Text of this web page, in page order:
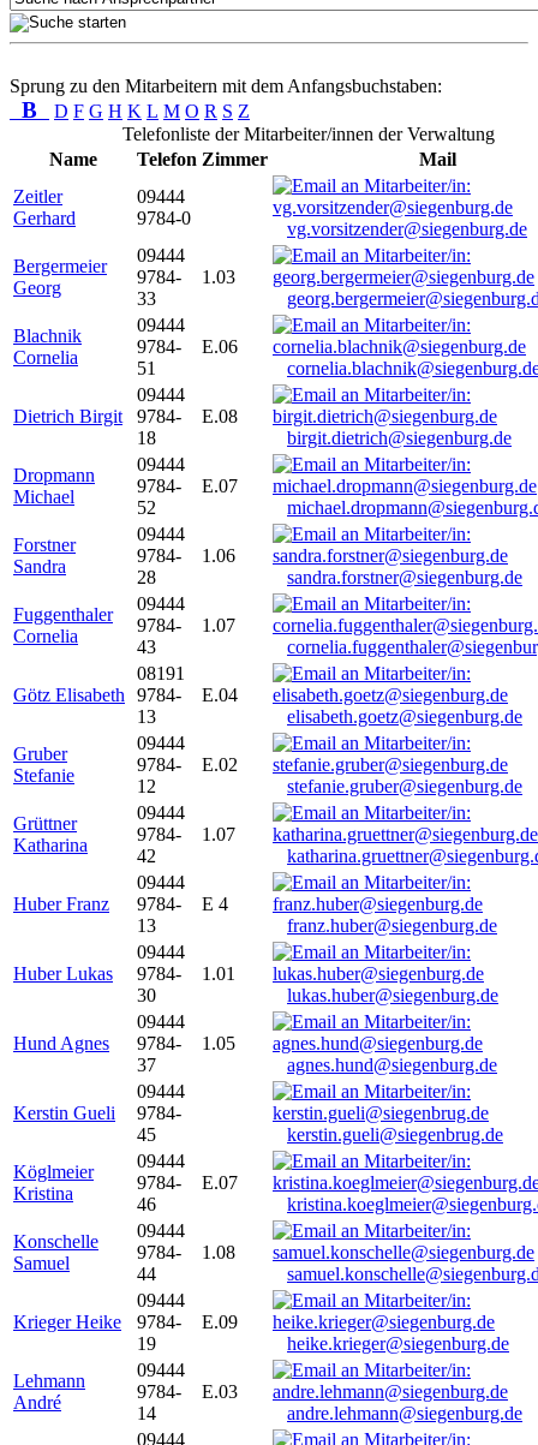
Sprung zu den Mitarbeitern mit dem Anfangsbuchstaben:
B D F G H K L M O R S Z
Telefonliste der Mitarbeiter/innen der Verwaltung
Name
Telefon Zimmer
Mail
Zeitler
Gerhard
09444
9784-0
vg.vorsitzender@siegenburg.de
Bergermeier
Georg
09444
9784-
33
1.03
Blachnik
Cornelia
09444
9784-
51
E.06
Dietrich Birgit
09444
9784-
18
E.08
birgit.dietrich@siegenburg.de
Dropmann
Michael
09444
9784-
52
E.07
Forstner
Sandra
09444
9784-
28
1.06
sandra.forstner@siegenburg.de
Fuggenthaler
Cornelia
09444
9784-
43
1.07
Götz Elisabeth
08191
9784-
13
E.04
elisabeth.goetz@siegenburg.de
Gruber
Stefanie
09444
9784-
12
E.02
stefanie.gruber@siegenburg.de
Grüttner
Katharina
09444
9784-
42
1.07
Huber Franz
09444
9784-
13
E 4
franz.huber@siegenburg.de
Huber Lukas
09444
9784-
30
1.01
lukas.huber@siegenburg.de
Hund Agnes
09444
9784-
37
1.05
agnes.hund@siegenburg.de
Kerstin Gueli
09444
9784-
45
kerstin.gueli@siegenbrug.de
Köglmeier
Kristina
09444
9784-
46
E.07
Konschelle
Samuel
09444
9784-
44
1.08
Krieger Heike
09444
9784-
19
E.09
heike.krieger@siegenburg.de
Lehmann
André
09444
9784-
14
E.03
andre.lehmann@siegenburg.de
09444